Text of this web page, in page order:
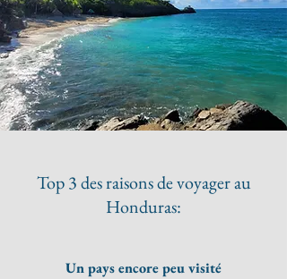
Top 3 des raisons de voyager au
Honduras:
Un pays encore peu visité